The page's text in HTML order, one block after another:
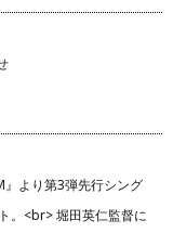
』より第3弾先行シング
。<br> 堀田英仁監督に